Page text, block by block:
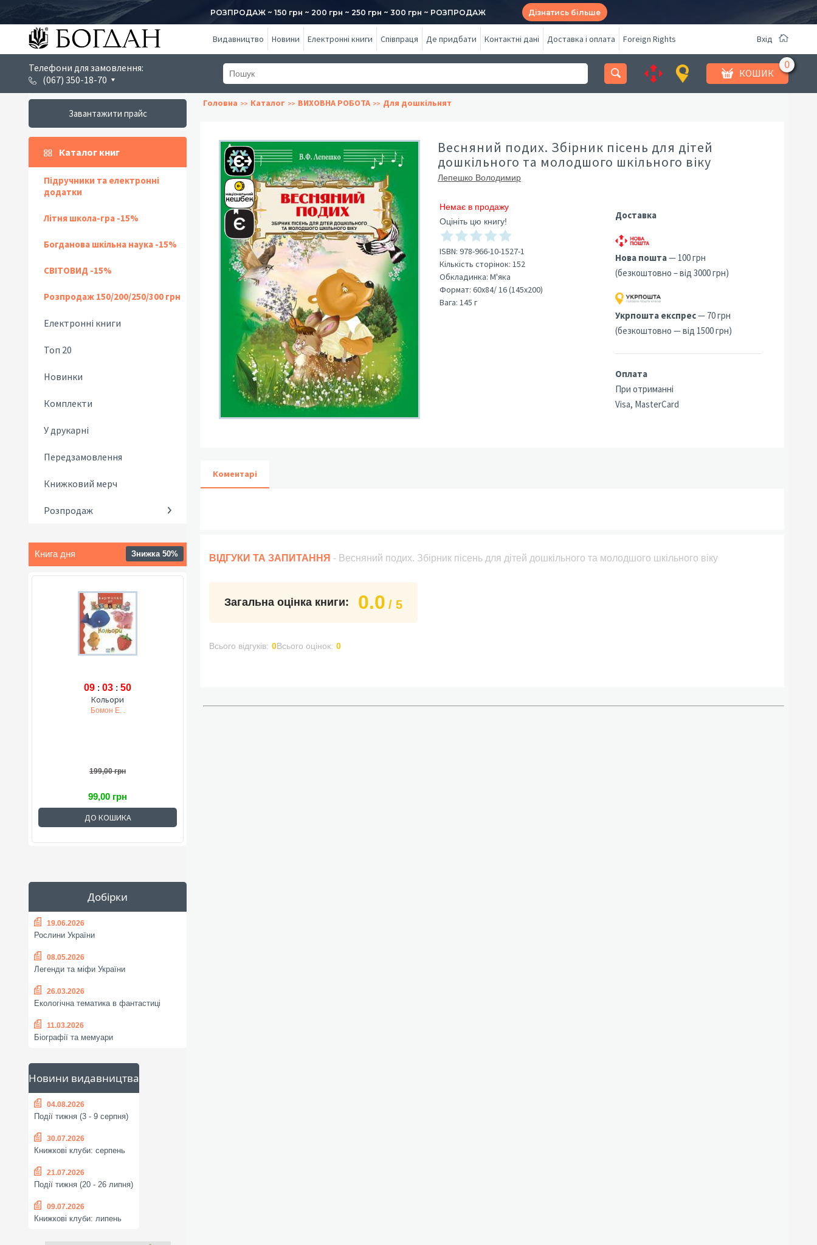
РОЗПРОДАЖ ~ 150 грн ~ 200 грн ~ 250 грн ~ 300 грн ~ РОЗПРОДАЖ Дізнатись більше
Видавництво Новини Електронні книги Співпраця Де придбати Контактні дані Доставка і оплата Foreign Rights Вхід
Телефони для замовлення:
(067) 350-18-70
КОШИК
Завантажити прайс
Каталог книг
Підручники та електронні
додатки
Літня школа-гра -15%
Богданова шкільна наука -15%
СВІТОВИД -15%
Розпродаж 150/200/250/300 грн
Електронні книги
Топ 20
Новинки
Комплекти
У друкарні
Передзамовлення
Книжковий мерч
Розпродаж
Книга дня Знижка 50%
09 : 03 : 49
Кольори
Бомон Е. .
199,00 грн
99,00 грн
ДО КОШИКА
Добірки
19.06.2026
Рослини України
08.05.2026
Легенди та міфи України
26.03.2026
Екологічна тематика в фантастиці
11.03.2026
Біографії та мемуари
Новини видавництва
04.08.2026
Події тижня (3 - 9 серпня)
30.07.2026
Книжкові клуби: серпень
21.07.2026
Події тижня (20 - 26 липня)
09.07.2026
Книжкові клуби: липень
Головна Каталог ВИХОВНА РОБОТА Для дошкільнят
Весняний подих. Збірник пісень для дітей
дошкільного та молодшого шкільного віку
Лепешко Володимир
Немає в продажу
Оцініть цю книгу!
ISBN: 978-966-10-1527-1
Кількість сторінок: 152
Обкладинка: М'яка
Формат: 60х84/ 16 (145х200)
Вага: 145 г
Доставка
Нова пошта— 100 грн
(безкоштовно – від 3000 грн)
Укрпошта експрес— 70 грн
(безкоштовно — від 1500 грн)
Оплата
При отриманні
Visa, MasterCard
Коментарі
ВІДГУКИ ТА ЗАПИТАННЯ - Весняний подих. Збірник пісень для дітей дошкільного та молодшого шкільного віку
Загальна оцінка книги: 0.0 / 5
Всього відгуків: 0Всього оцінок: 0